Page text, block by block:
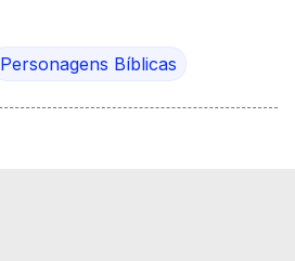
Personagens Bíblicas